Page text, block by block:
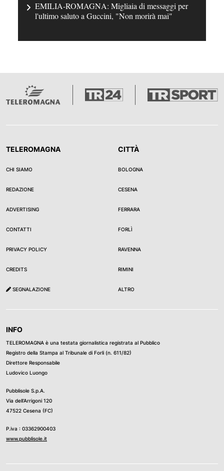
EMILIA-ROMAGNA: Migliaia di messaggi per
l'ultimo saluto a Guccini, "Non morirà mai"
TELEROMAGNA
CHI SIAMO
REDAZIONE
ADVERTISING
CONTATTI
PRIVACY POLICY
CREDITS
SEGNALAZIONE
CITTÀ
BOLOGNA
CESENA
FERRARA
FORLÌ
RAVENNA
RIMINI
ALTRO
INFO
TELEROMAGNA è una testata giornalistica registrata al Pubblico
Registro della Stampa al Tribunale di Forli (n. 611/82)
Direttore Responsabile
Ludovico Luongo
Pubblisole S.p.A.
Via dell’Arrigoni 120
47522 Cesena (FC)
P.iva : 03362900403
www.pubblisole.it